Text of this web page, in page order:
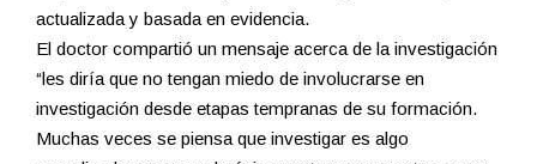
actualizada y basada en evidencia.
El doctor compartió un mensaje acerca de la investigación
“les diría que no tengan miedo de involucrarse en
investigación desde etapas tempranas de su formación.
Muchas veces se piensa que investigar es algo